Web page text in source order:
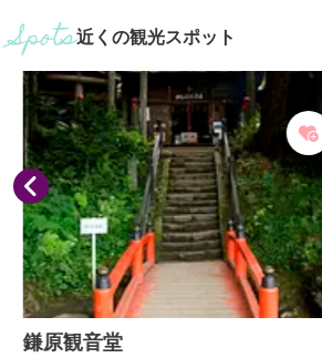
近くの観光スポット
鎌原観音堂